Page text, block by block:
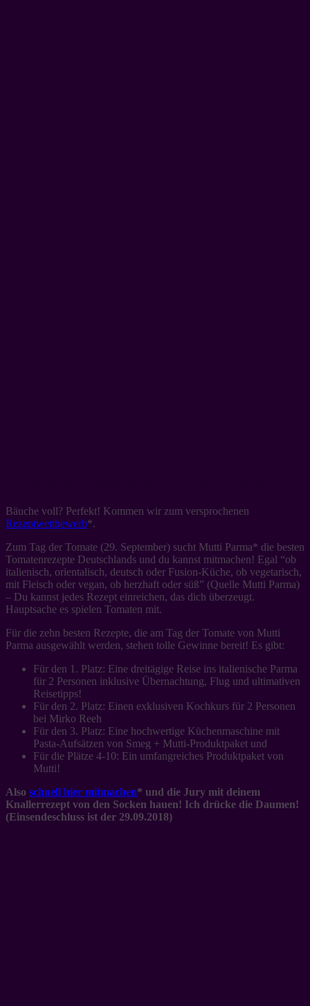
Bäuche voll? Perfekt! Kommen wir zum versprochenen
Rezeptwettbewerb*.
Zum Tag der Tomate (29. September) sucht Mutti Parma* die besten
Tomatenrezepte Deutschlands und du kannst mitmachen! Egal “ob
italienisch, orientalisch, deutsch oder Fusion-Küche, ob vegetarisch,
mit Fleisch oder vegan, ob herzhaft oder süß” (Quelle Mutti Parma)
– Du kannst jedes Rezept einreichen, das dich überzeugt.
Hauptsache es spielen Tomaten mit.
Für die zehn besten Rezepte, die am Tag der Tomate von Mutti
Parma ausgewählt werden, stehen tolle Gewinne bereit! Es gibt:
Für den 1. Platz: Eine dreitägige Reise ins italienische Parma
für 2 Personen inklusive Übernachtung, Flug und ultimativen
Reisetipps!
Für den 2. Platz: Einen exklusiven Kochkurs für 2 Personen
bei Mirko Reeh
Für den 3. Platz: Eine hochwertige Küchenmaschine mit
Pasta-Aufsätzen von Smeg + Mutti-Produktpaket und
Für die Plätze 4-10: Ein umfangreiches Produktpaket von
Mutti!
Also schnell hier mitmachen* und die Jury mit deinem
Knallerrezept von den Socken hauen! Ich drücke die Daumen!
(Einsendeschluss ist der 29.09.2018)